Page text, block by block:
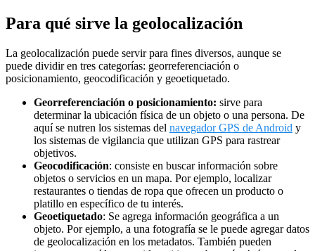
Para qué sirve la geolocalización
La geolocalización puede servir para fines diversos, aunque se
puede dividir en tres categorías: georreferenciación o
posicionamiento, geocodificación y geoetiquetado.
Georreferenciación o posicionamiento: sirve para
determinar la ubicación física de un objeto o una persona. De
aquí se nutren los sistemas del navegador GPS de Android y
los sistemas de vigilancia que utilizan GPS para rastrear
objetivos.
Geocodificación: consiste en buscar información sobre
objetos o servicios en un mapa. Por ejemplo, localizar
restaurantes o tiendas de ropa que ofrecen un producto o
platillo en específico de tu interés.
Geoetiquetado: Se agrega información geográfica a un
objeto. Por ejemplo, a una fotografía se le puede agregar datos
de geolocalización en los metadatos. También pueden